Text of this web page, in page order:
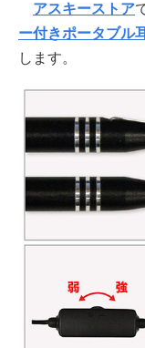
アスキーストア
ー付きポータブル
します。